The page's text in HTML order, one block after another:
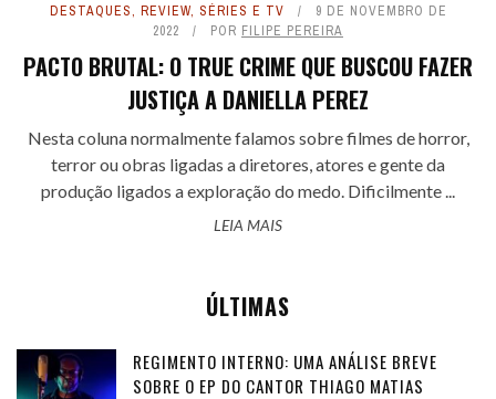
DESTAQUES, REVIEW, SÉRIES E TV
9 DE NOVEMBRO DE
2022
POR FILIPE PEREIRA
PACTO BRUTAL: O TRUE CRIME QUE BUSCOU FAZER
JUSTIÇA A DANIELLA PEREZ
Nesta coluna normalmente falamos sobre filmes de horror,
terror ou obras ligadas a diretores, atores e gente da
produção ligados a exploração do medo. Dificilmente ...
LEIA MAIS
ÚLTIMAS
REGIMENTO INTERNO: UMA ANÁLISE BREVE
SOBRE O EP DO CANTOR THIAGO MATIAS